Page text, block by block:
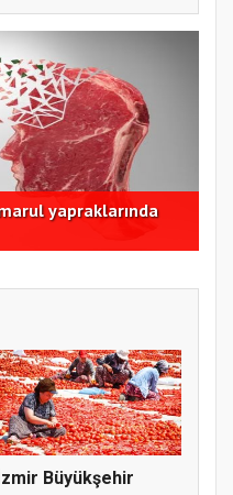
yapraklarında
Büyükşehir